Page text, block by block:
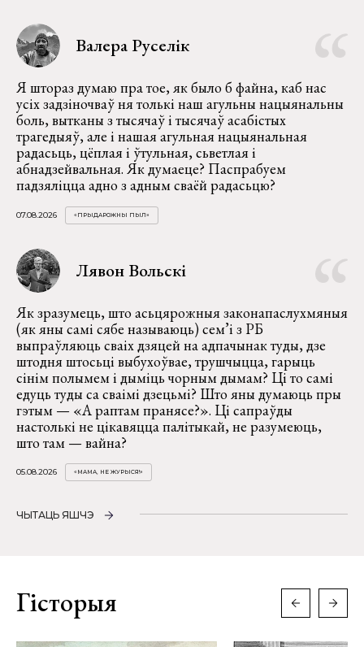
Валера Руселік
Я штораз думаю пра тое, як было б файна, каб нас
усіх задзіночваў ня толькі наш агульны нацыянальны
боль, вытканы з тысячаў і тысячаў асабістых
трагедыяў, але і нашая агульная нацыянальная
радасьць, цёплая і ўтульная, сьветлая і
абнадзейвальная. Як думаеце? Паспрабуем
падзяліцца адно з адным сваёй радасьцю?
07.08.2026 «ПРЫДАРОЖНЫ ПЫЛ»
Лявон Вольскі
Як зразумець, што асьцярожныя законапаслухмяныя
(як яны самі сябе называюць) сем’і з РБ
выпраўляюць сваіх дзяцей на адпачынак туды, дзе
штодня штосьці выбухоўвае, трушчыцца, гарыць
сінім полымем і дыміць чорным дымам? Ці то самі
едуць туды са сваімі дзецьмі? Што яны думаюць пры
гэтым — «А раптам пранясе?». Ці сапраўды
настолькі не цікавяцца палітыкай, не разумеюць,
што там — вайна?
05.08.2026 «МАМА, НЕ ЖУРЫСЯ!»
ЧЫТАЦЬ ЯШЧЭ
Гісторыя